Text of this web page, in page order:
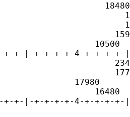
18480
10500
+-+-|-+-+-+-+-4-+-+-+-
17980
16480
+-+-|-+-+-+-+-4-+-+-+-